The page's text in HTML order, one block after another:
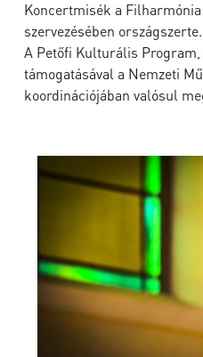
Koncertmisék a
szervezésében országszerte.
A Petőfi Kulturális
támogatásával a Nemzeti
koordinációjában valósul